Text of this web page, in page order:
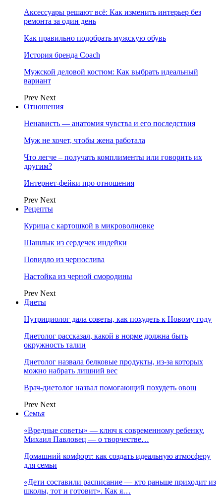
Аксессуары решают всё: Как изменить интерьер без
ремонта за один день
Как правильно подобрать мужскую обувь
История бренда Coach
Мужской деловой костюм: Как выбрать идеальный
вариант
Prev Next
Отношения
Ненависть — анатомия чувства и его последствия
Муж не хочет, чтобы жена работала
Что легче – получать комплименты или говорить их
другим?
Интернет-фейки про отношения
Prev Next
Рецепты
Курица с картошкой в микроволновке
Шашлык из сердечек индейки
Повидло из чернослива
Настойка из черной смородины
Prev Next
Диеты
Нутрициолог дала советы, как похудеть к Новому году
Диетолог рассказал, какой в норме должна быть
окружность талии
Диетолог назвала белковые продукты, из-за которых
можно набрать лишний вес
Врач-диетолог назвал помогающий похудеть овощ
Prev Next
Семья
«Вредные советы» — ключ к современному ребенку.
Михаил Павловец — о творчестве…
Домашний комфорт: как создать идеальную атмосферу
для семьи
«Дети составили расписание — кто раньше приходит из
школы, тот и готовит». Как я…